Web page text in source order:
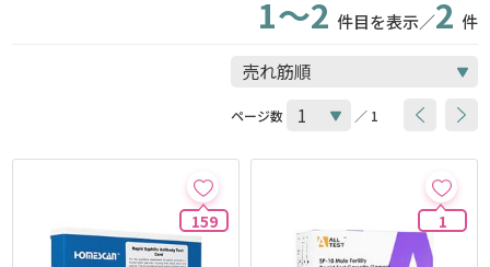
1～2 件目を表示／2 件
ページ数 ／ 1
159 1